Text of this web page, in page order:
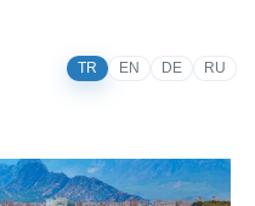
TR EN DE RU